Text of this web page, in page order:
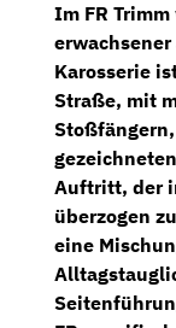
Im FR
Karosserie
Straße, mit
Auftritt, der
überzogen
eine